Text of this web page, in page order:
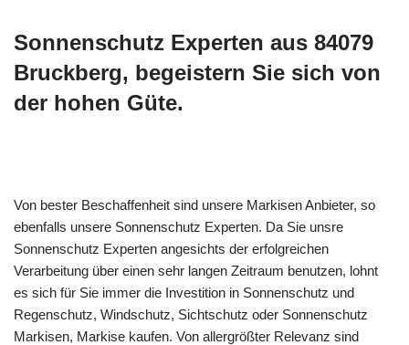
Sonnenschutz Experten aus 84079
Bruckberg, begeistern Sie sich von
der hohen Güte.
Von bester Beschaffenheit sind unsere Markisen Anbieter, so
ebenfalls unsere Sonnenschutz Experten. Da Sie unsre
Sonnenschutz Experten angesichts der erfolgreichen
Verarbeitung über einen sehr langen Zeitraum benutzen, lohnt
es sich für Sie immer die Investition in Sonnenschutz und
Regenschutz, Windschutz, Sichtschutz oder Sonnenschutz
Markisen, Markise kaufen. Von allergrößter Relevanz sind